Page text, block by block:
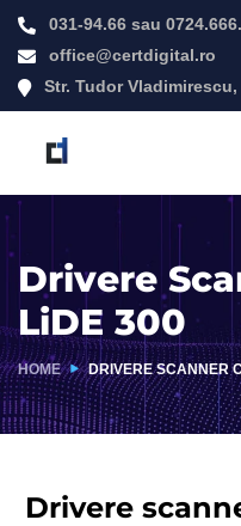
031-94.66 sau
office@certdigital.ro
Str. Tudor
Drivere
LiDE 300
HOME DRIVERE SCANNER
Drivere